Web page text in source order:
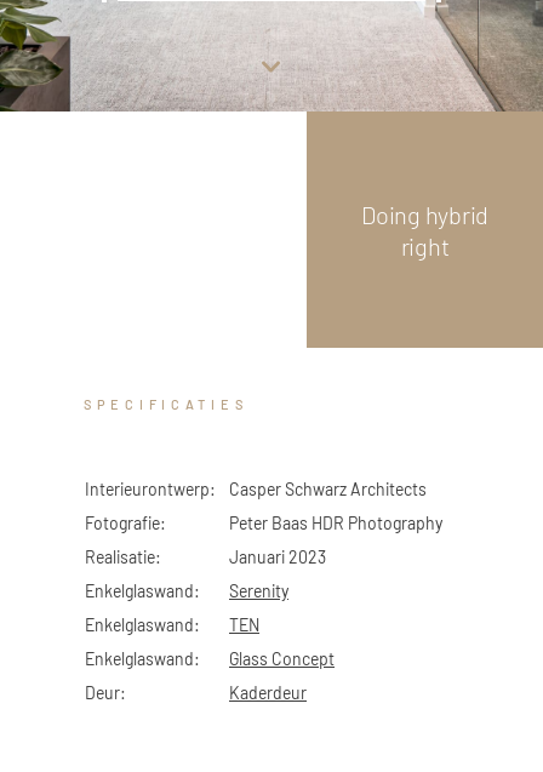
Scroll
down
Doing hybrid
right
SPECIFICATIES
Interieurontwerp:
Casper Schwarz Architects
Fotografie:
Peter Baas HDR Photography
Realisatie:
Januari 2023
Enkelglaswand:
Serenity
Enkelglaswand:
TEN
Enkelglaswand:
Glass Concept
Deur:
Kaderdeur